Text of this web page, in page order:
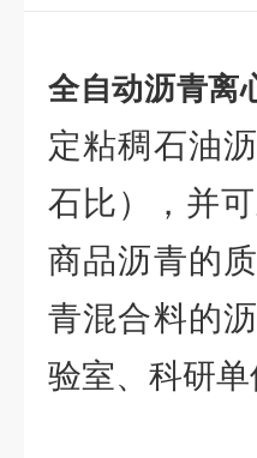
全自动沥青离
定粘稠石油
石比），并
商品沥青的
青混合料的
验室、科研